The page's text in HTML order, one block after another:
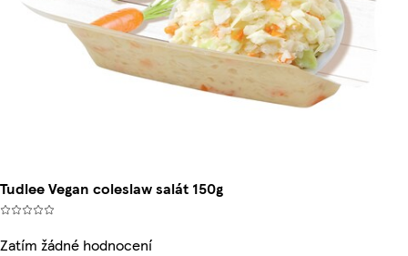
Tudlee Vegan coleslaw salát 150g
Zatím žádné hodnocení